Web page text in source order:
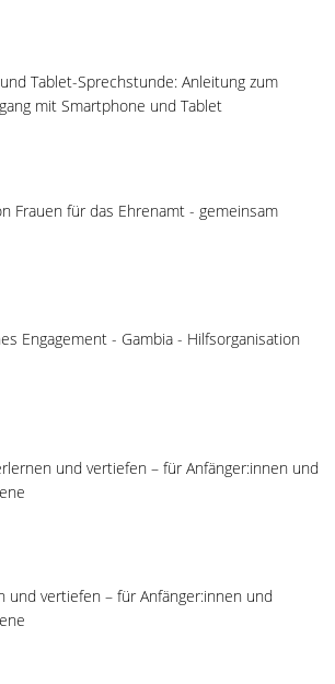
Tablet-Sprechstunde: Anleitung zum
mit Smartphone und Tablet
Frauen für das Ehrenamt - gemeinsam
Engagement - Gambia - Hilfsorganisation
und vertiefen – für Anfänger:innen und
und vertiefen – für Anfänger:innen und